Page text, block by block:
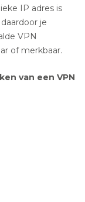
IP adres is
je
VPN
of merkbaar.
van een VPN